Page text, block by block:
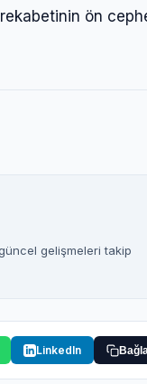
ön
gelişmeleri takip
LinkedIn